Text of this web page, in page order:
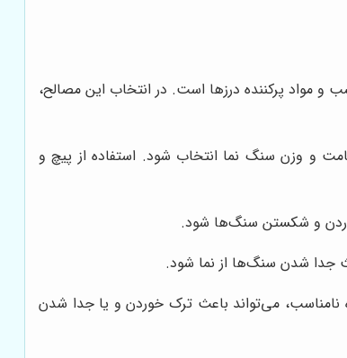
و مواد پرکننده درزها است. در انتخاب این مصالح،
و وزن سنگ نما انتخاب شود. استفاده از پیچ و
خوردن و شکستن سنگ‌ها شود.
جدا شدن سنگ‌ها از نما شود.
نامناسب، می‌تواند باعث ترک خوردن و یا جدا شدن